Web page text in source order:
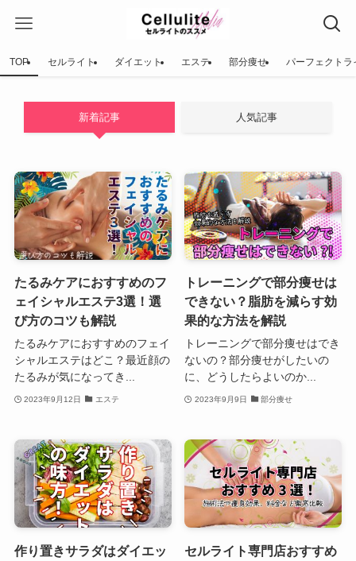
TOP セルライト ダイエット エステ 部分痩せ パーフェクトラ
新着記事 人気記事
たるみケアにおすすめのフ
ェイシャルエステ3選！選
び方のコツも解説
たるみケアにおすすめのフェイ
シャルエステはどこ？最近顔の
たるみが気になってき...
2023年9月12日 エステ
トレーニングで部分痩せは
できない？脂肪を減らす効
果的な方法を解説
トレーニングで部分痩せはでき
ないの？部分痩せがしたいの
に、どうしたらよいのか...
2023年9月9日 部分痩せ
作り置きサラダはダイエッ
セルライト専門店おすすめ